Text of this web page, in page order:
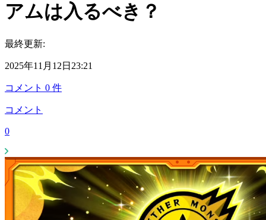
アムは入るべき？
最終更新:
2025年11月12日23:21
コメント 0 件
コメント
0